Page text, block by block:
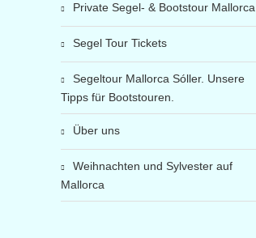
Private Segel- & Bootstour Mallorca
Segel Tour Tickets
Segeltour Mallorca Sóller. Unsere
Tipps für Bootstouren.
Über uns
Weihnachten und Sylvester auf
Mallorca